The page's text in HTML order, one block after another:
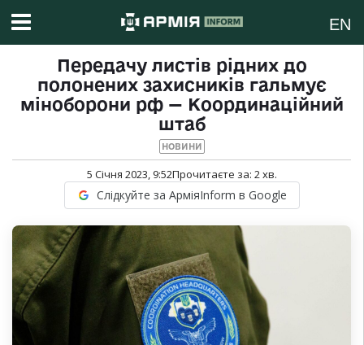
EN
Передачу листів рідних до
полонених захисників гальмує
міноборони рф — Координаційний
штаб
НОВИНИ
5 Січня 2023, 9:52Прочитаєте за: 2хв.
Слідкуйте за АрміяInform в Google